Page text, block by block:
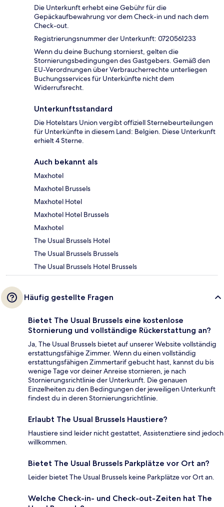
Die Unterkunft erhebt eine Gebühr für die
Gepäckaufbewahrung vor dem Check-in und nach dem
Check-out.
Registrierungsnummer der Unterkunft: 0720561233
Wenn du deine Buchung stornierst, gelten die
Stornierungsbedingungen des Gastgebers. Gemäß den
EU-Verordnungen über Verbraucherrechte unterliegen
Buchungsservices für Unterkünfte nicht dem
Widerrufsrecht.
Unterkunftsstandard
Die Hotelstars Union vergibt offiziell Sternebeurteilungen
für Unterkünfte in diesem Land: Belgien. Diese Unterkunft
erhielt 4 Sterne.
Auch bekannt als
Maxhotel
Maxhotel Brussels
Maxhotel Hotel
Maxhotel Hotel Brussels
Maxhotel
The Usual Brussels Hotel
The Usual Brussels Brussels
The Usual Brussels Hotel Brussels
Häufig gestellte Fragen
Bietet The Usual Brussels eine kostenlose
Stornierung und vollständige Rückerstattung an?
Ja, The Usual Brussels bietet auf unserer Website vollständig
erstattungsfähige Zimmer. Wenn du einen vollständig
erstattungsfähigen Zimmertarif gebucht hast, kannst du bis
wenige Tage vor deiner Anreise stornieren, je nach
Stornierungsrichtlinie der Unterkunft. Die genauen
Einzelheiten zu den Bedingungen der jeweiligen Unterkunft
findest du in deren Stornierungsrichtlinie.
Erlaubt The Usual Brussels Haustiere?
Haustiere sind leider nicht gestattet, Assistenztiere sind jedoch
willkommen.
Bietet The Usual Brussels Parkplätze vor Ort an?
Leider bietet The Usual Brussels keine Parkplätze vor Ort an.
Welche Check-in- und Check-out-Zeiten hat The